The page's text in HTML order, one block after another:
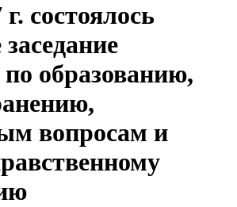
состоялось
образованию,
вопросам и